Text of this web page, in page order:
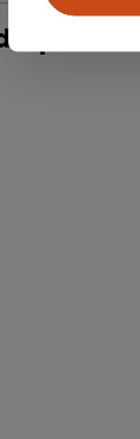
puesto